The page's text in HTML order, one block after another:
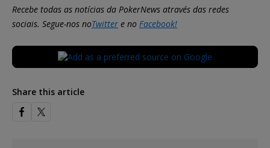
Recebe todas as notícias da PokerNews através das redes
sociais. Segue-nos noTwitter e no Facebook!
Share this article